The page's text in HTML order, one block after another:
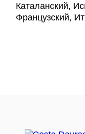
Каталанский,
Французский,